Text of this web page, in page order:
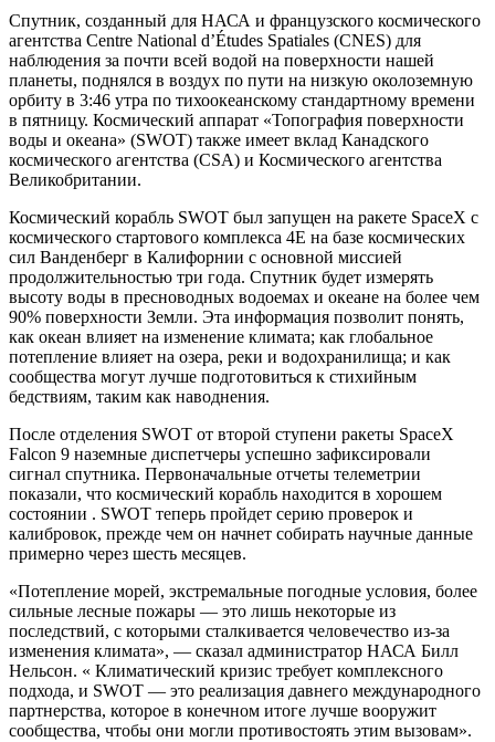
Спутник, созданный для НАСА и французского космического
агентства Centre National d’Études Spatiales (CNES) для
наблюдения за почти всей водой на поверхности нашей
планеты, поднялся в воздух по пути на низкую околоземную
орбиту в 3:46 утра по тихоокеанскому стандартному времени
в пятницу. Космический аппарат «Топография поверхности
воды и океана» (SWOT) также имеет вклад Канадского
космического агентства (CSA) и Космического агентства
Великобритании.
Космический корабль SWOT был запущен на ракете SpaceX с
космического стартового комплекса 4E на базе космических
сил Ванденберг в Калифорнии с основной миссией
продолжительностью три года. Спутник будет измерять
высоту воды в пресноводных водоемах и океане на более чем
90% поверхности Земли. Эта информация позволит понять,
как океан влияет на изменение климата; как глобальное
потепление влияет на озера, реки и водохранилища; и как
сообщества могут лучше подготовиться к стихийным
бедствиям, таким как наводнения.
После отделения SWOT от второй ступени ракеты SpaceX
Falcon 9 наземные диспетчеры успешно зафиксировали
сигнал спутника. Первоначальные отчеты телеметрии
показали, что космический корабль находится в хорошем
состоянии . SWOT теперь пройдет серию проверок и
калибровок, прежде чем он начнет собирать научные данные
примерно через шесть месяцев.
«Потепление морей, экстремальные погодные условия, более
сильные лесные пожары — это лишь некоторые из
последствий, с которыми сталкивается человечество из-за
изменения климата», — сказал администратор НАСА Билл
Нельсон. « Климатический кризис требует комплексного
подхода, и SWOT — это реализация давнего международного
партнерства, которое в конечном итоге лучше вооружит
сообщества, чтобы они могли противостоять этим вызовам».